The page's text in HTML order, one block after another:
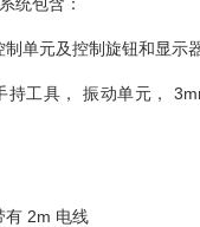
制单元及控制旋钮和显示
持工具， 振动单元，
有 2m 电线